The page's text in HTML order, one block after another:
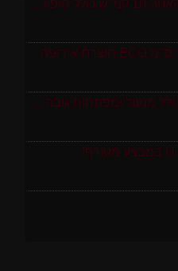
חבילת 1 מטר פסי האטה 10 קמ''ש כולל סופיות מפלסטיק
מחסום חניה פרטי כולל מנעול ומפתחות גובה 70 ס"מ